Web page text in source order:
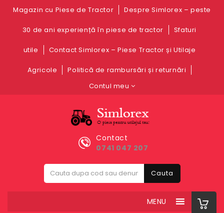
Magazin cu Piese de Tractor Despre Simlorex – peste
30 de ani experiență în piese de tractor Sfaturi
utile Contact Simlorex – Piese Tractor și Utilaje
Agricole
Politică de rambursări și returnări
Contul meu
Contact
0741 047 207
Cauta
MENU